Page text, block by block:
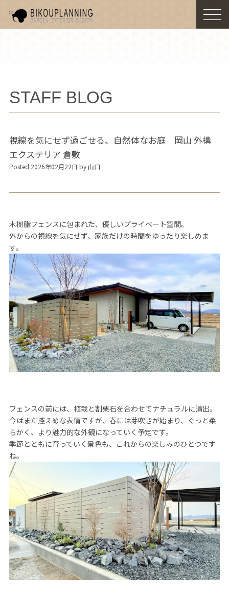
STAFF BLOG
視線を気にせず過ごせる、自然体なお庭 岡山 外構
エクステリア 倉敷
Posted 2026年02月22日 by 山口
木樹脂フェンスに包まれた、優しいプライベート空間。
外からの視線を気にせず、家族だけの時間をゆったり楽しめま
す。
フェンスの前には、植栽と割栗石を合わせてナチュラルに演出。
今はまだ控えめな表情ですが、春には芽吹きが始まり、ぐっと柔
らかく、より魅力的な外観になっていく予定です。
季節とともに育っていく景色も、これからの楽しみのひとつです
ね。